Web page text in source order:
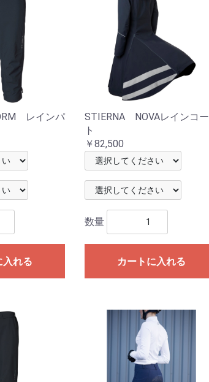
レインパ
入れる
STIERNA NOVAレインコー
ト
￥82,500
数量
カートに入れる